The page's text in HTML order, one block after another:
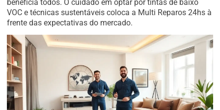
beneficia todos. O cuidado em optar por tintas de baixo
VOC e técnicas sustentáveis coloca a Multi Reparos 24hs à
frente das expectativas do mercado.